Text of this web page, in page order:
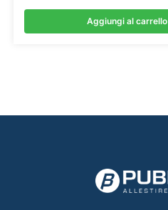
Aggiungi al carrello